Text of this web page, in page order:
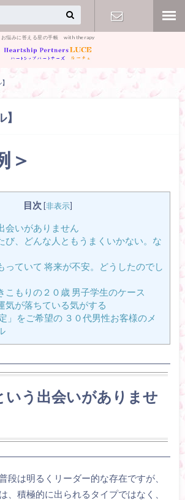
お悩みに答える星の手帳 with therapy
せ】
＞
目次 [非表示]
いがありません
、どんな人ともうまくいかない。な
ていて 将来が不安。どうしたのでし
もりの２０歳 男子学生のケース
が落ちている気がする
」をご希望の ３０代男性お客様のメ
う出会いがありませ
段は明るくリーダー的な存在ですが、
、積極的に出られるタイプではなく、